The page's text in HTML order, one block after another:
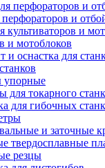
перфораторов и
и мотоблоков
упорные
для токарного
для гибочных
и заточные
твердосплавные
резцы